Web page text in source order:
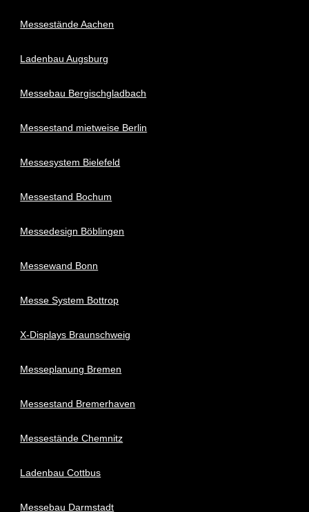
Messestände Aachen
Ladenbau Augsburg
Messebau Bergischgladbach
Messestand mietweise Berlin
Messesystem Bielefeld
Messestand Bochum
Messedesign Böblingen
Messewand Bonn
Messe System Bottrop
X-Displays Braunschweig
Messeplanung Bremen
Messestand Bremerhaven
Messestände Chemnitz
Ladenbau Cottbus
Messebau Darmstadt